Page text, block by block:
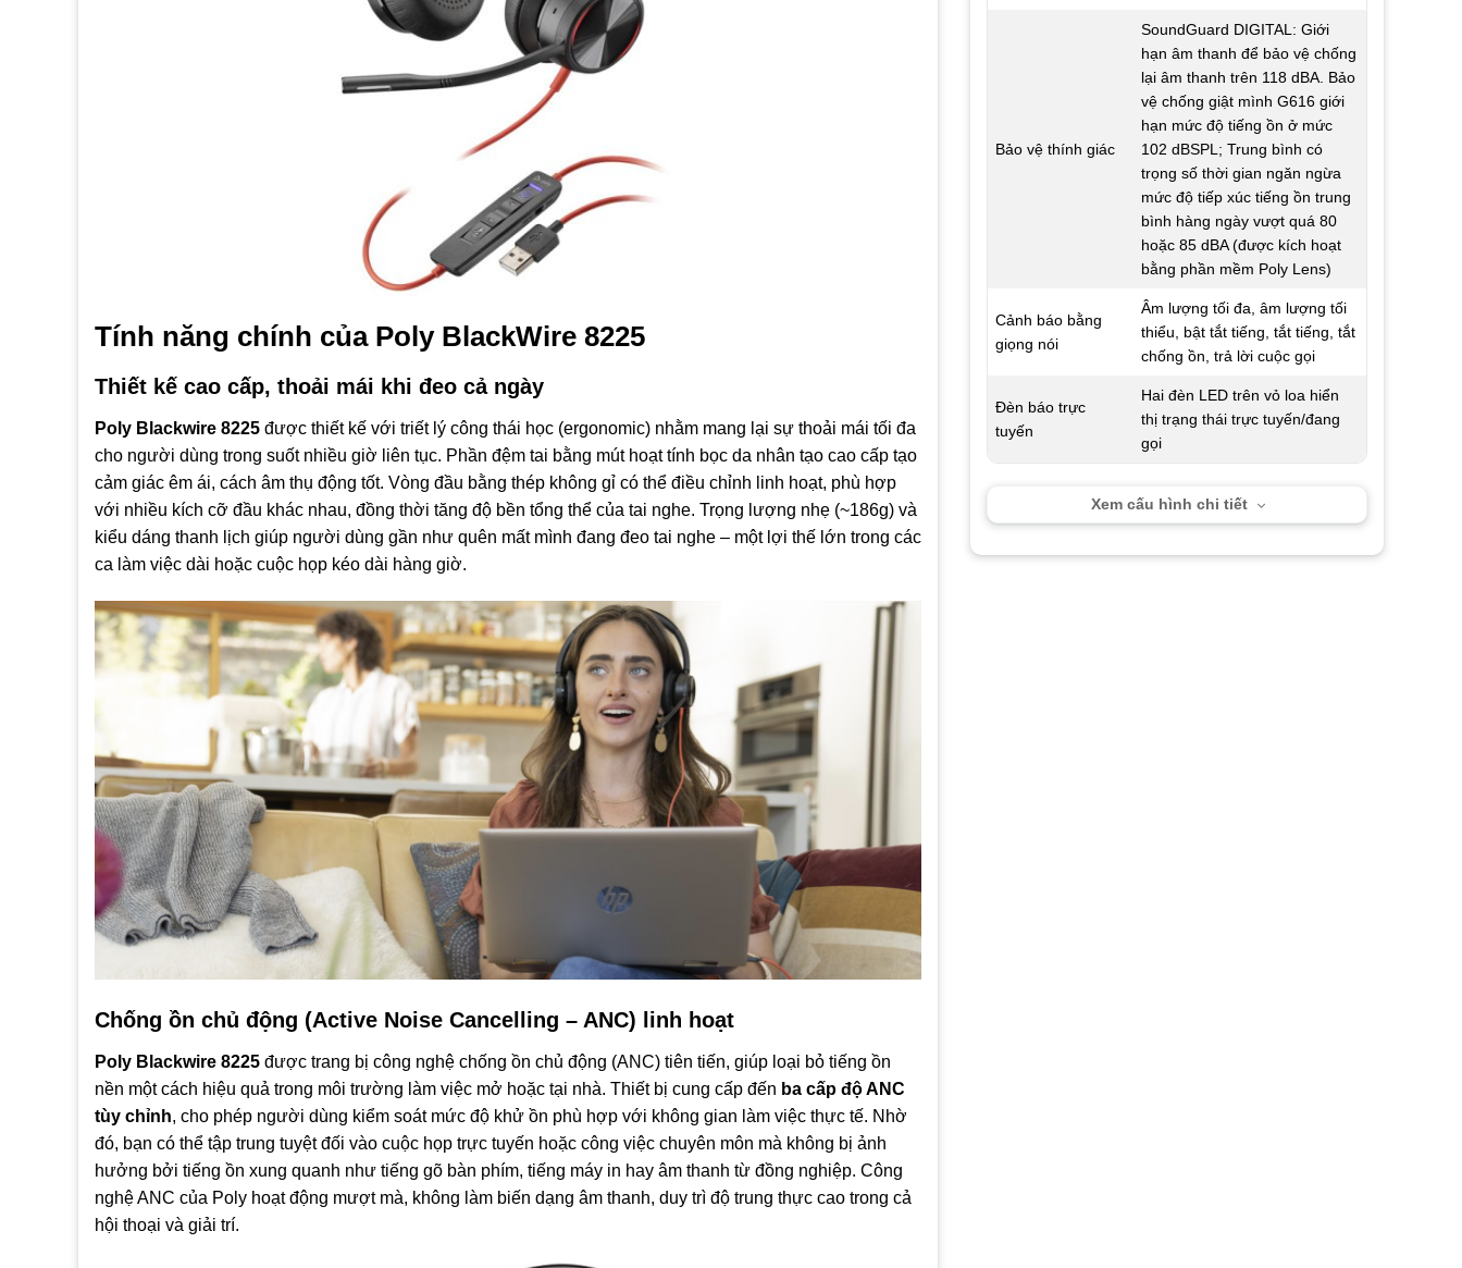
Tính năng chính của Poly BlackWire 8225
Thiết kế cao cấp, thoải mái khi đeo cả ngày
Poly Blackwire 8225 được thiết kế với triết lý công thái học (ergonomic) nhằm mang lại sự thoải mái tối đa
cho người dùng trong suốt nhiều giờ liên tục. Phần đệm tai bằng mút hoạt tính bọc da nhân tạo cao cấp tạo
cảm giác êm ái, cách âm thụ động tốt. Vòng đầu bằng thép không gỉ có thể điều chỉnh linh hoạt, phù hợp
với nhiều kích cỡ đầu khác nhau, đồng thời tăng độ bền tổng thể của tai nghe. Trọng lượng nhẹ (~186g) và
kiểu dáng thanh lịch giúp người dùng gần như quên mất mình đang đeo tai nghe – một lợi thế lớn trong các
ca làm việc dài hoặc cuộc họp kéo dài hàng giờ.
Chống ồn chủ động (Active Noise Cancelling – ANC) linh hoạt
Poly Blackwire 8225 được trang bị công nghệ chống ồn chủ động (ANC) tiên tiến, giúp loại bỏ tiếng ồn
nền một cách hiệu quả trong môi trường làm việc mở hoặc tại nhà. Thiết bị cung cấp đến ba cấp độ ANC
tùy chỉnh, cho phép người dùng kiểm soát mức độ khử ồn phù hợp với không gian làm việc thực tế. Nhờ
đó, bạn có thể tập trung tuyệt đối vào cuộc họp trực tuyến hoặc công việc chuyên môn mà không bị ảnh
hưởng bởi tiếng ồn xung quanh như tiếng gõ bàn phím, tiếng máy in hay âm thanh từ đồng nghiệp. Công
nghệ ANC của Poly hoạt động mượt mà, không làm biến dạng âm thanh, duy trì độ trung thực cao trong cả
hội thoại và giải trí.
Bảo vệ thính giác
SoundGuard DIGITAL: Giới
hạn âm thanh để bảo vệ chống
lại âm thanh trên 118 dBA. Bảo
vệ chống giật mình G616 giới
hạn mức độ tiếng ồn ở mức
102 dBSPL; Trung bình có
trọng số thời gian ngăn ngừa
mức độ tiếp xúc tiếng ồn trung
bình hàng ngày vượt quá 80
hoặc 85 dBA (được kích hoạt
bằng phần mềm Poly Lens)
Cảnh báo bằng
giọng nói
Âm lượng tối đa, âm lượng tối
thiểu, bật tắt tiếng, tắt tiếng, tắt
chống ồn, trả lời cuộc gọi
Đèn báo trực
tuyến
Hai đèn LED trên vỏ loa hiển
thị trạng thái trực tuyến/đang
gọi
Xem cấu hình chi tiết